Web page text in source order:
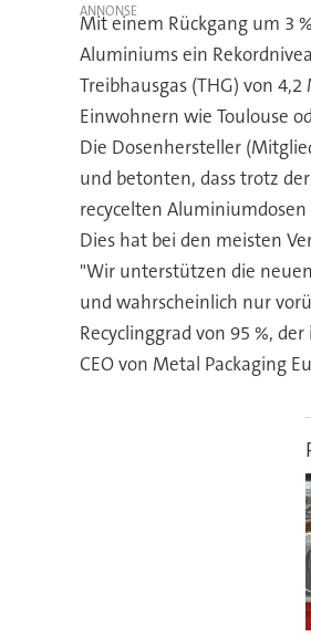
Mit einem Rückgang um 3
Aluminiums ein
Treibhausgas (THG) von
Einwohnern wie Toulouse
Die Dosenhersteller
und betonten, dass trotz
recycelten
Dies hat bei den meisten
"Wir unterstützen die
und wahrscheinlich nur
Recyclinggrad von 95 %,
CEO von Metal Packaging